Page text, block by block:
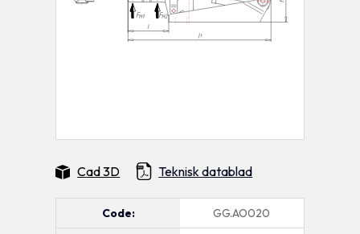
Code: GG.AO020
Cad 3D Teknisk datablad